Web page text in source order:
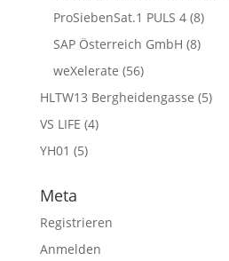
ProSiebenSat.1 PULS 4(8)
SAP Österreich GmbH (8)
weXelerate (56)
HLTW13 Bergheidengasse (5)
VS LIFE (4)
YH01 (5)
Meta
Registrieren
Anmelden